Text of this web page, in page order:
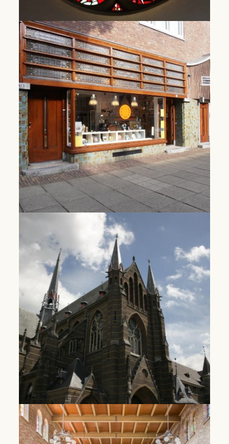
Fonds Dominicaanse bijdragen
Dominican Contributions Fund
Lees Meer
Plein van Siena | Amsterdam
In plek in de Rivierenbuurt waar mensen op
adem komen en inspiratie opdoen.
Lees Meer
Dominicanen klooster Zwolle